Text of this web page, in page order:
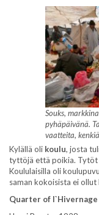
Souks,
pyhäpäivänä.
vaatteita,
Kylällä oli koulu, josta
tyttöjä että poikia. Tytöt
Koululaisilla oli
saman kokoisista ei ollut
Quarter of l`Hivernage